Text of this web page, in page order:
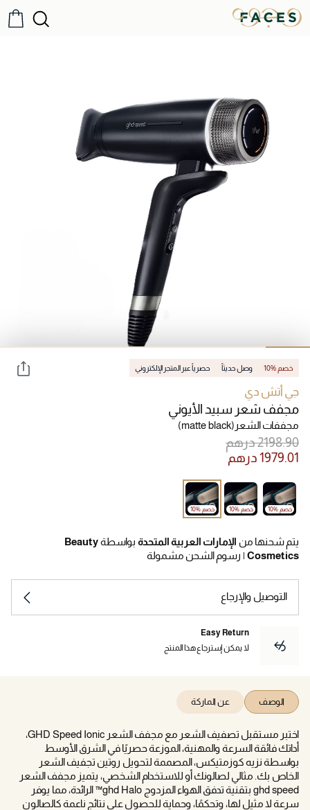
10% خصم وصل حديثاً حصرياً عبر المتجر الإلكتروني
جي أتش دي
مجفف شعر سبيد الأيوني
مجففات الشعر (matte black)
10% خصم 10% خصم 10% خصم
يتم شحنها من الإمارات العربية المتحدة بواسطةBeauty
Cosmetics
| رسوم الشحن مشمولة
التوصيل والإرجاع
Easy Return
لا يمكن إسترجاع هذا المنتج
الوصف عن الماركة
اختبر مستقبل تصفيف الشعر مع مجفف الشعر GHD Speed Ionic،
أداتك فائقة السرعة والمهنية، الموزعة حصريًا في الشرق الأوسط
بواسطة نزيه كوزمتيكس، المصممة لتحويل روتين تجفيف الشعر
الخاص بك. مثالي لصالونك أو للاستخدام الشخصي، يتميز مجفف الشعر
ghd speed بتقنية تدفق الهواء المزدوج ghd Halo™ الرائدة، مما يوفر
سرعة لا مثيل لها، وتحكمًا، وحماية للحصول على نتائج ناعمة كالصالون